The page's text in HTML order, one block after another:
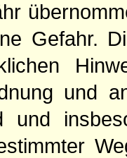
Gefahr.
und
und